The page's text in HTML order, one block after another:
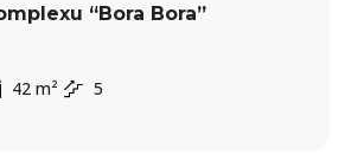
“Bora Bora”
42 m² 5